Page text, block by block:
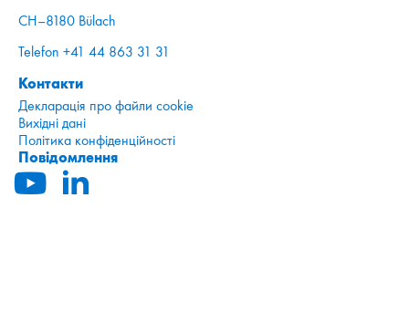
CH–8180 Bülach
Telefon +41 44 863 31 31
Контакти
Декларація про файли cookie
Вихідні дані
Політика конфіденційності
Повідомлення